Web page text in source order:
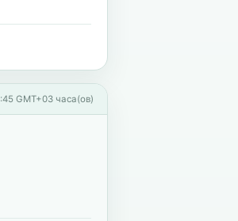
GMT+03 часа(ов)